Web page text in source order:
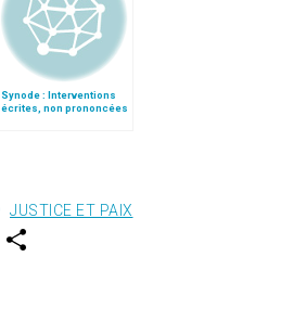
Synode : Interventions
écrites, non prononcées
JUSTICE ET PAIX
w